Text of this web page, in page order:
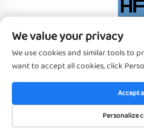
Δικαιώματα πνευματικής
Plastic Products Co., Ltd. Πάντα τα
Πολιτική Απορρήτου
We value your privacy
We use cookies and similar tools to
want to accept all cookies, click
Personalize
Accept